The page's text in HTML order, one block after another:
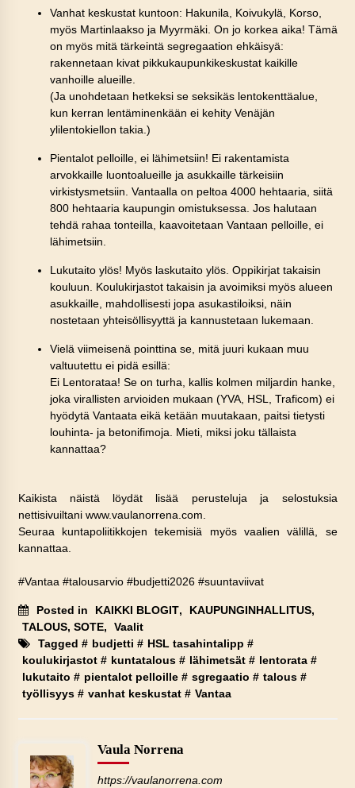
Vanhat keskustat kuntoon: Hakunila, Koivukylä, Korso,
myös Martinlaakso ja Myyrmäki. On jo korkea aika! Tämä
on myös mitä tärkeintä segregaation ehkäisyä:
rakennetaan kivat pikkukaupunkikeskustat kaikille
vanhoille alueille.
(Ja unohdetaan hetkeksi se seksikäs lentokenttäalue,
kun kerran lentäminenkään ei kehity Venäjän
ylilentokiellon takia.)
Pientalot pelloille, ei lähimetsiin! Ei rakentamista
arvokkaille luontoalueille ja asukkaille tärkeisiin
virkistysmetsiin. Vantaalla on peltoa 4000 hehtaaria, siitä
800 hehtaaria kaupungin omistuksessa. Jos halutaan
tehdä rahaa tonteilla, kaavoitetaan Vantaan pelloille, ei
lähimetsiin.
Lukutaito ylös! Myös laskutaito ylös. Oppikirjat takaisin
kouluun. Koulukirjastot takaisin ja avoimiksi myös alueen
asukkaille, mahdollisesti jopa asukastiloiksi, näin
nostetaan yhteisöllisyyttä ja kannustetaan lukemaan.
Vielä viimeisenä pointtina se, mitä juuri kukaan muu
valtuutettu ei pidä esillä:
Ei Lentorataa! Se on turha, kallis kolmen miljardin hanke,
joka virallisten arvioiden mukaan (YVA, HSL, Traficom) ei
hyödytä Vantaata eikä ketään muutakaan, paitsi tietysti
louhinta- ja betonifimoja. Mieti, miksi joku tällaista
kannattaa?
Kaikista näistä löydät lisää perusteluja ja selostuksia
nettisivuiltani www.vaulanorrena.com.
Seuraa kuntapoliitikkojen tekemisiä myös vaalien välillä, se
kannattaa.
#Vantaa #talousarvio #budjetti2026 #suuntaviivat
Posted in KAIKKI BLOGIT, KAUPUNGINHALLITUS,
TALOUS, SOTE,
Vaalit
Tagged # budjetti # HSL tasahintalipp #
koulukirjastot# kuntatalous# lähimetsät# lentorata#
lukutaito # pientalot pelloille# sgregaatio # talous#
työllisyys# vanhat keskustat# Vantaa
Vaula Norrena
https://vaulanorrena.com